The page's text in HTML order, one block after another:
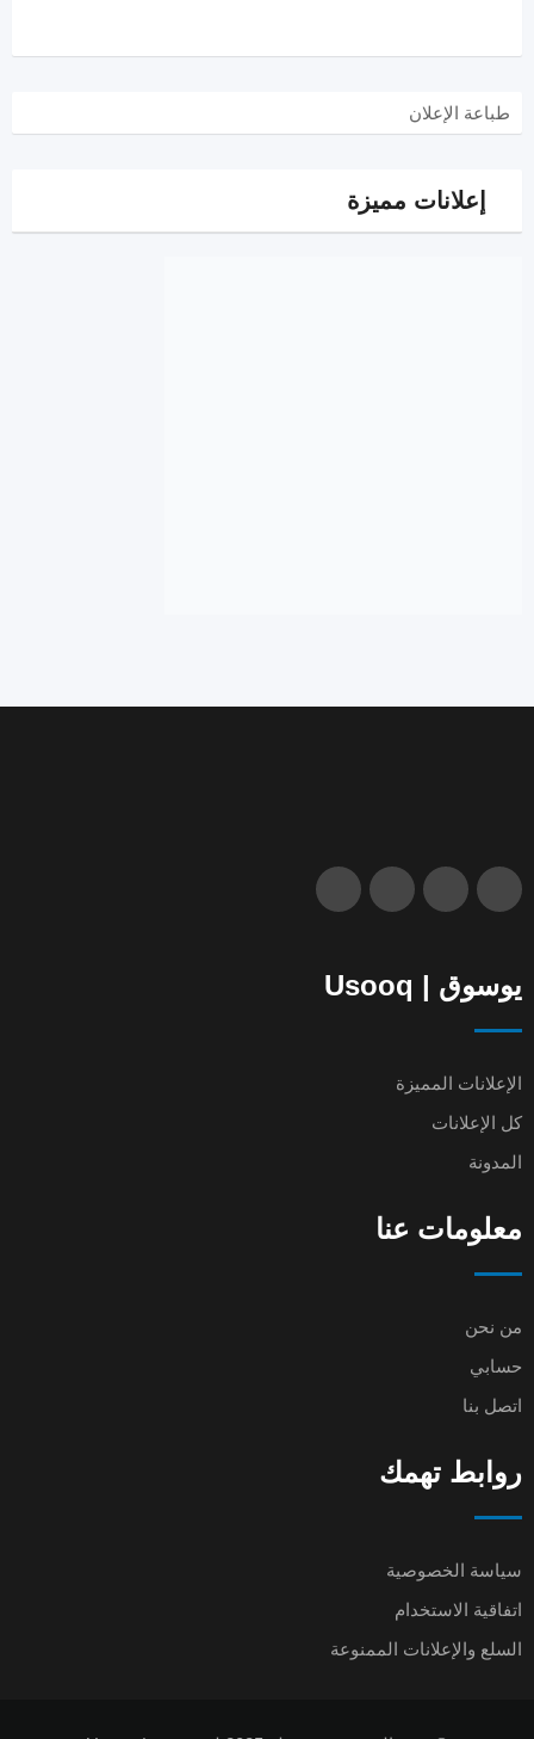
طباعة الإعلان
إعلانات مميزة
يوسوق | Usooq
الإعلانات المميزة
كل الإعلانات
المدونة
معلومات عنا
من نحن
حسابي
اتصل بنا
روابط تهمك
سياسة الخصوصية
اتفاقية الاستخدام
السلع والإعلانات الممنوعة